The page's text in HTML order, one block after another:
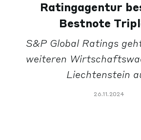
Ratingagentur
Bestnote
S&P Global Ratings
weiteren
Liechtenstein
26.11.2024